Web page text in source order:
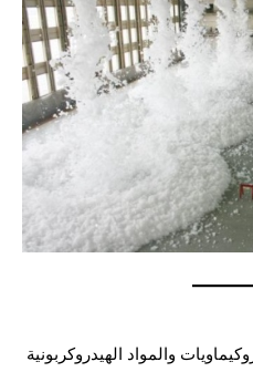
والمواد الهيدروكربونية